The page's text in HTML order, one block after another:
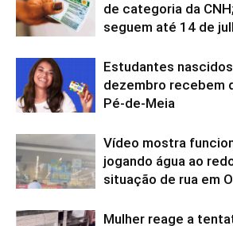
de categoria da
seguem até 14 de
Estudantes
dezembro recebem
Pé-de-Meia
Vídeo mostra
jogando água ao
situação de rua em
Mulher reage a